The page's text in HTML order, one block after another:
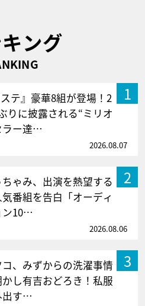
ング
1
ステ』豪華8組が登場！2
りに披露される“ミリオ
ラー達…
2026.08.07
2
ちゃみ、出演を熱望する
番組を告白「オーディ
ン10…
2026.08.06
3
コ、みずからの洗濯事情
かし有吉おどろき！私服
出す…